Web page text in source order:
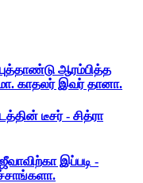
ஆரம்பித்த
காதலர் இவர் தானா.
டீசர் - சித்ரா
இப்படி -